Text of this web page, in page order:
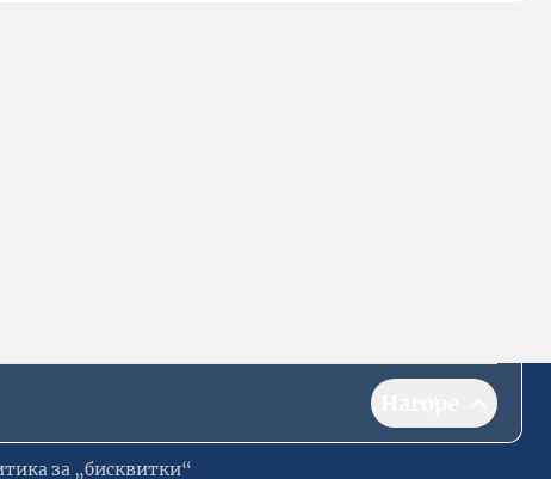
за „бисквитки“